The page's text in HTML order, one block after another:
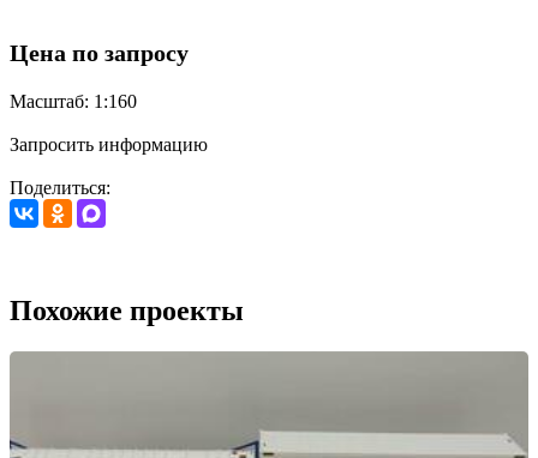
Цена по запросу
Масштаб: 1:160
Запросить информацию
Поделиться:
Похожие проекты